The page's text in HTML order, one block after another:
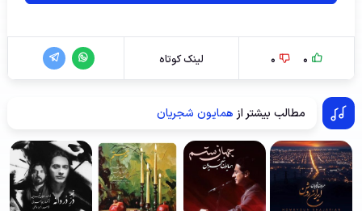
0
0 لینک کوتاه
مطالب بیشتر از همایون شجریان